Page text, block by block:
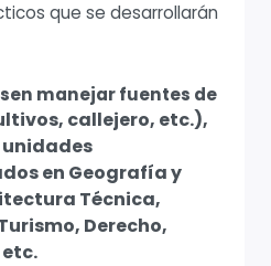
que se desarrollarán
manejar fuentes de
callejero, etc.),
en Geografía y
Técnica,
Derecho,